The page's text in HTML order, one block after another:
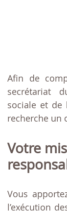
Afin de
secrétariat
sociale et de
recherche un
Votre
Vous
l’exécution